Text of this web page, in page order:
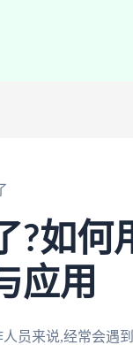
?如何
应用
员来说,经常会遇